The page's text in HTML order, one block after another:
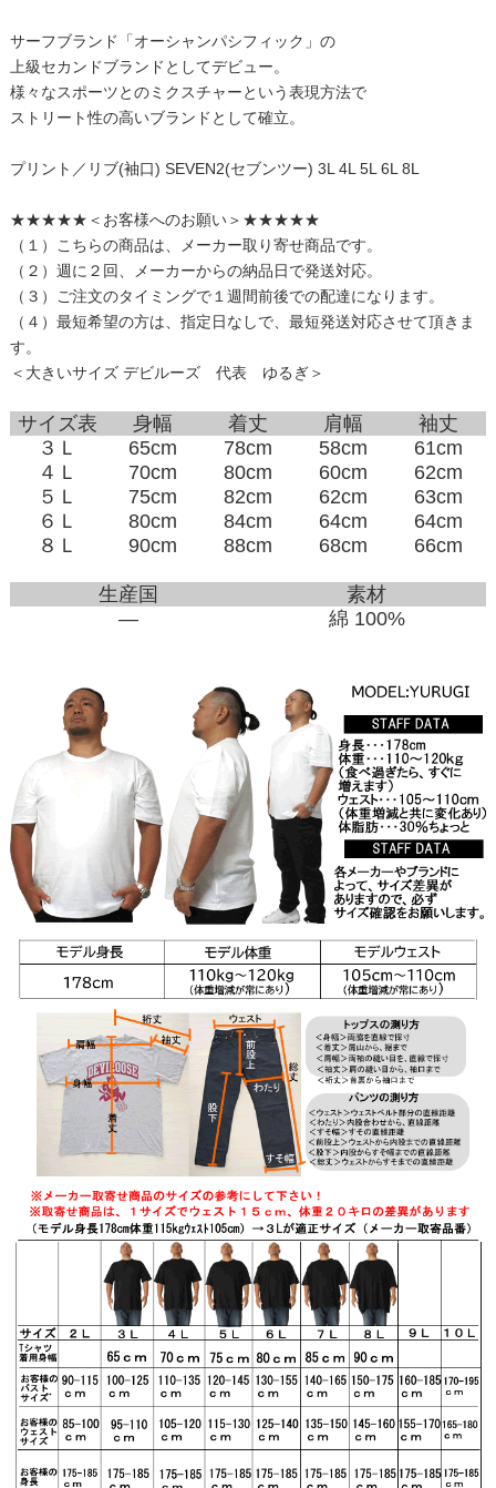
サーフブランド「オーシャンパシフィック」の
上級セカンドブランドとしてデビュー。
様々なスポーツとのミクスチャーという表現方法で
ストリート性の高いブランドとして確立。
プリント／リブ(袖口) SEVEN2(セブンツー) 3L 4L 5L 6L 8L
★★★★★＜お客様へのお願い＞★★★★★
（１）こちらの商品は、メーカー取り寄せ商品です。
（２）週に２回、メーカーからの納品日で発送対応。
（３）ご注文のタイミングで１週間前後での配達になります。
（４）最短希望の方は、指定日なしで、最短発送対応させて頂きま
す。
＜大きいサイズ デビルーズ 代表 ゆるぎ＞
サイズ表 身幅 着丈 肩幅
袖丈
３Ｌ
65cm 78cm 58cm
61cm
４Ｌ
70cm 80cm 60cm
62cm
５Ｌ
75cm 82cm 62cm
63cm
６Ｌ
80cm 84cm 64cm
64cm
８Ｌ
90cm 88cm 68cm 66cm
生産国
素材
―
綿 100%